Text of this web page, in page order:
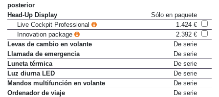
posterior
Head-Up Display
Sólo en paquete
Live Cockpit Professional
1.424 €
Innovation package
2.392 €
Levas de cambio en volante
De serie
Llamada de emergencia
De serie
Luneta térmica
De serie
Luz diurna LED
De serie
Mandos multifunción en volante
De serie
Ordenador de viaje
De serie